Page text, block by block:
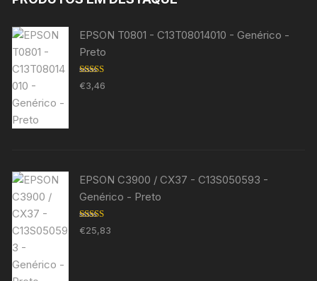
EPSON T0801 - C13T08014010 - Genérico -
Preto
Avaliação
5.00 de 5
€3,46
EPSON C3900 / CX37 - C13S050593 -
Genérico - Preto
Avaliação
5.00de 5
€25,83